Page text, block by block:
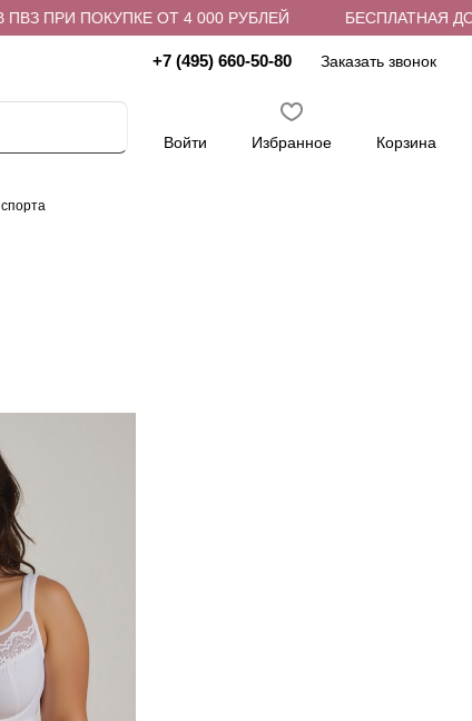
ПРИ ПОКУПКЕ ОТ 4 000 РУБЛЕЙ БЕСПЛАТНАЯ
+7 (495) 660-50-80 Заказать звонок
Войти Избранное Корзина